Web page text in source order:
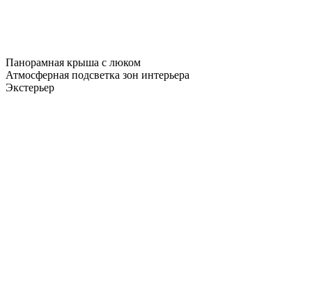
Панорамная крыша c люком
Атмосферная подсветка зон интерьера
Экстерьер